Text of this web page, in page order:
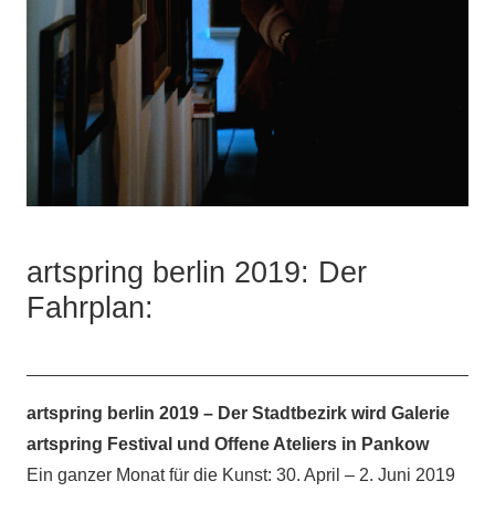
artspring berlin 2019: Der
Fahrplan:
artspring berlin 2019 – Der Stadtbezirk wird Galerie
artspring Festival und Offene Ateliers in Pankow
Ein ganzer Monat für die Kunst: 30. April – 2. Juni 2019